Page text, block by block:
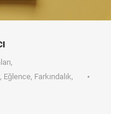
,
, Eğlence, Farkındalık,